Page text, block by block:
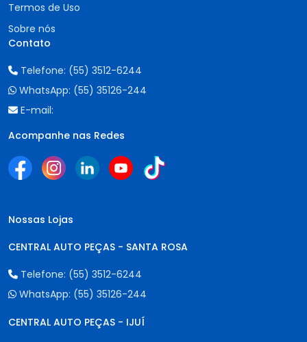
Termos de Uso
Sobre nós
Contato
Telefone: (55) 3512-6244
WhatsApp: (55) 35126-244
E-mail:
Acompanhe nas Redes
Nossas Lojas
CENTRAL AUTO PEÇAS - SANTA ROSA
Telefone: (55) 3512-6244
WhatsApp: (55) 35126-244
CENTRAL AUTO PEÇAS - IJUÍ